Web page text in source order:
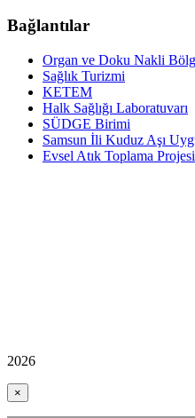
Bağlantılar
Organ ve Doku Nakli
Sağlık Turizmi
KETEM
Halk Sağlığı Laboratuvarı
SÜDGE Birimi
Samsun İli Kuduz Aşı
Evsel Atık Toplama Projesi
2026
×